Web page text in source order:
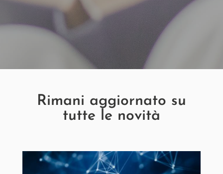
Rimani aggiornato su
tutte le novità